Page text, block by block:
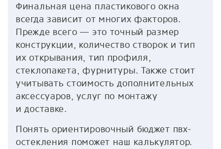
Финальная цена пластикового окна
всегда зависит от многих факторов.
Прежде всего — это точный размер
конструкции, количество створок и тип
их открывания, тип профиля,
стеклопакета, фурнитуры. Также стоит
учитывать стоимость дополнительных
аксессуаров, услуг по монтажу
и доставке.
Понять ориентировочный бюджет пвх-
остекления поможет наш калькулятор.